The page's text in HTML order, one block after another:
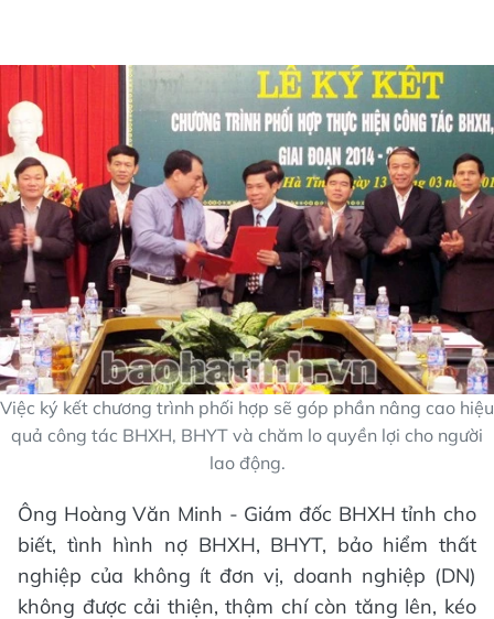
Việc ký kết chương trình phối hợp sẽ góp phần nâng cao hiệu
quả công tác BHXH, BHYT và chăm lo quyền lợi cho người
lao động.
Ông Hoàng Văn Minh - Giám đốc BHXH tỉnh cho
biết, tình hình nợ BHXH, BHYT, bảo hiểm thất
nghiệp của không ít đơn vị, doanh nghiệp (DN)
không được cải thiện, thậm chí còn tăng lên, kéo